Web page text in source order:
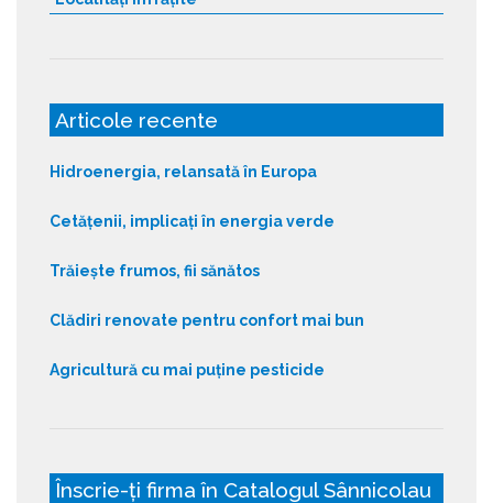
Articole recente
Hidroenergia, relansată în Europa
Cetățenii, implicați în energia verde
Trăiește frumos, fii sănătos
Clădiri renovate pentru confort mai bun
Agricultură cu mai puține pesticide
Înscrie-ți firma în Catalogul Sânnicolau